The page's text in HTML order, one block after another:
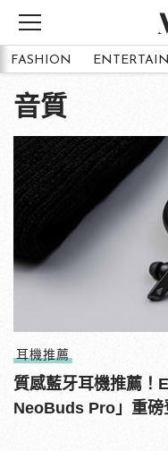
FASHION
音質
耳機推薦
質感藍牙耳機推薦！
NeoBuds Pro」重磅